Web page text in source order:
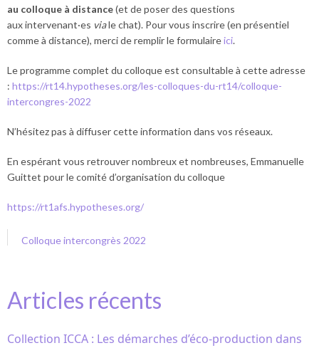
au colloque à distance(et de poser des questions
aux intervenant·es viale chat). Pour vous inscrire (en présentiel
comme à distance), merci de remplir le formulaireici.
Le programme complet du colloque est consultable à cette adresse
: https://rt14.hypotheses.org/les-colloques-du-rt14/colloque-
intercongres-2022
N’hésitez pas à diffuser cette information dans vos réseaux.
En espérant vous retrouver nombreux et nombreuses, Emmanuelle
Guittet pour le comité d’organisation du colloque
https://rt1afs.hypotheses.org/
Colloque intercongrès 2022
Articles récents
Collection ICCA : Les démarches d’éco-production dans